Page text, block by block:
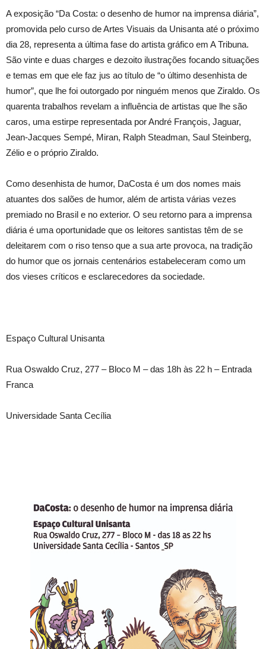
A exposição “Da Costa: o desenho de humor na imprensa diária”,
promovida pelo curso de Artes Visuais da Unisanta até o próximo
dia 28, representa a última fase do artista gráfico em A Tribuna.
São vinte e duas charges e dezoito ilustrações focando situações
e temas em que ele faz jus ao título de “o último desenhista de
humor”, que lhe foi outorgado por ninguém menos que Ziraldo. Os
quarenta trabalhos revelam a influência de artistas que lhe são
caros, uma estirpe representada por André François, Jaguar,
Jean-Jacques Sempé, Miran, Ralph Steadman, Saul Steinberg,
Zélio e o próprio Ziraldo.
Como desenhista de humor, DaCosta é um dos nomes mais
atuantes dos salões de humor, além de artista várias vezes
premiado no Brasil e no exterior. O seu retorno para a imprensa
diária é uma oportunidade que os leitores santistas têm de se
deleitarem com o riso tenso que a sua arte provoca, na tradição
do humor que os jornais centenários estabeleceram como um
dos vieses críticos e esclarecedores da sociedade.
Espaço Cultural Unisanta
Rua Oswaldo Cruz, 277 – Bloco M – das 18h às 22 h – Entrada
Franca
Universidade Santa Cecília